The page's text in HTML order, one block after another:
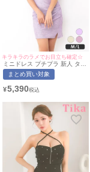
キラキラのラメでお目立ち確定☆
ミニドレス プチプラ 新人 タイ
ト スリット ホルターネック セ
クシー ラウンジ キラキラ ノー
ールチェーン ギャザー パープ
用/M~Lサイズ対応) |
myMinette/マイミネット
まとめ買い対象
¥5,390